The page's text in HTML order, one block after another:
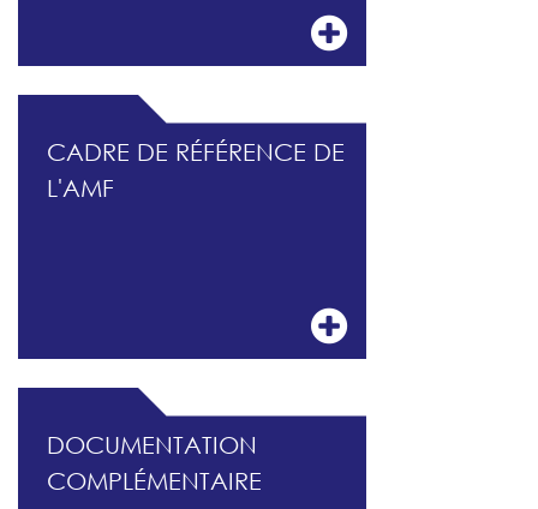
CADRE DE RÉFÉRENCE DE
L'AMF
DOCUMENTATION
COMPLÉMENTAIRE